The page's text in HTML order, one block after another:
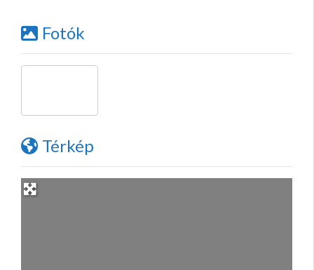
Fotók
Térkép